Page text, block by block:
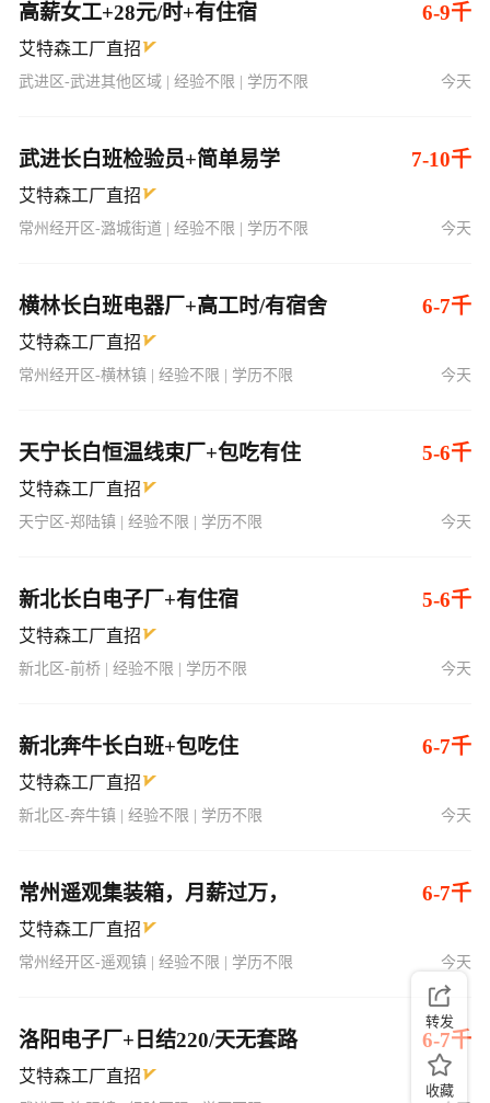
高薪女工+28元/时+有住宿 6-9千
艾特森工厂直招
武进区-武进其他区域 | 经验不限 | 学历不限 今天
武进长白班检验员+简单易学 7-10千
艾特森工厂直招
常州经开区-潞城街道 | 经验不限 | 学历不限 今天
横林长白班电器厂+高工时/有宿舍 6-7千
艾特森工厂直招
常州经开区-横林镇 | 经验不限 | 学历不限 今天
天宁长白恒温线束厂+包吃有住 5-6千
艾特森工厂直招
天宁区-郑陆镇 | 经验不限 | 学历不限 今天
新北长白电子厂+有住宿 5-6千
艾特森工厂直招
新北区-前桥 | 经验不限 | 学历不限 今天
新北奔牛长白班+包吃住 6-7千
艾特森工厂直招
新北区-奔牛镇 | 经验不限 | 学历不限 今天
常州遥观集装箱，月薪过万， 6-7千
艾特森工厂直招
常州经开区-遥观镇 | 经验不限 | 学历不限 今天
洛阳电子厂+日结220/天无套路 6-7千
艾特森工厂直招
转发
收藏